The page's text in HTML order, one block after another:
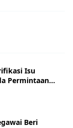
Isu
Permintaan
Tapi Bukan
Beri